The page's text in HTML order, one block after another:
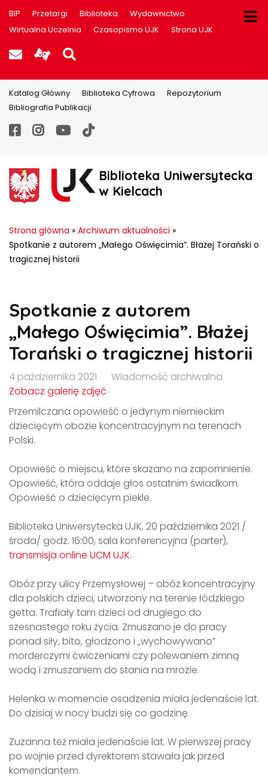
BIP Przetargi Biblioteka
Wydawnictwo
Wirtualna Uczelnia
Czasopismo UJK Strona UJK
Poczta UJK
Informacje dla użytkowników
Szukaj na stronie
Katalog Główny Biblioteka Cyfrowa
Repozytorium
Bibliografia Publikacji
Facebook
Instagram
YouTube
TikTok
Biblioteka Uniwersytecka
w Kielcach
Strona główna » Archiwum aktualności »
Spotkanie z autorem „Małego Oświęcimia”. Błażej Torański o
tragicznej historii
Spotkanie z autorem
„Małego Oświęcimia”. Błażej
Torański o tragicznej historii
4 października 2021
Wiadomość archiwalna
Zobacz galerię zdjęć
Przemilczana opowieść o jedynym niemieckim
dziecięcym obozie koncentracyjnym na terenach
Polski.
Opowieść o miejscu, które skazano na zapomnienie.
Opowieść, która oddaje głos ostatnim świadkom.
Opowieść o dziecięcym piekle.
Biblioteka Uniwersytecka UJK, 20 października 2021 /
środa/ godz. 16:00, sala konferencyjna (parter),
transmisja online UCM UJK.
Obóz przy ulicy Przemysłowej – obóz koncentracyjny
dla polskich dzieci, utworzony na terenie łódzkiego
getta. Trafiały tam dzieci od drugiego do
szesnastego roku życia. Zmuszano je do pracy
ponad siły, bito, głodzono i „wychowywano”
morderczymi ćwiczeniami czy polewaniem zimną
wodą i zmuszaniem do stania na mrozie.
Helenka w momencie osadzenia miała jedenaście lat.
Do dzisiaj w nocy budzi się co godzinę.
Zuzanna też miała jedenaście lat. W pierwszej pracy
po wojnie przed dyrektorem stawała jak przed
komendantem.